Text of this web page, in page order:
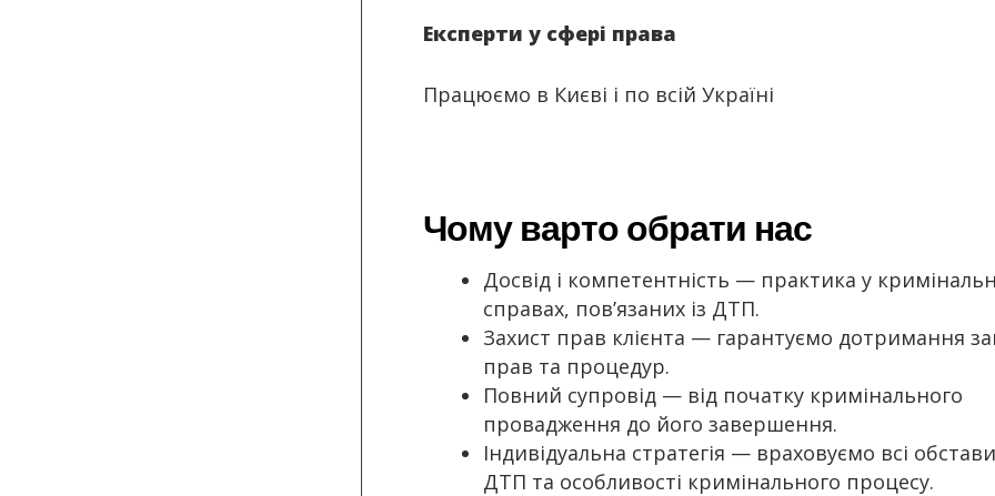
Експерти у сфері права
Працюємо в Києві і по всій Україні
Чому варто обрати нас
Досвід і компетентність — практика у
справах, пов’язаних із ДТП.
Захист прав клієнта — гарантуємо дотримання
прав та процедур.
Повний супровід — від початку кримінального
провадження до його завершення.
Індивідуальна стратегія — враховуємо всі
ДТП та особливості кримінального процесу.